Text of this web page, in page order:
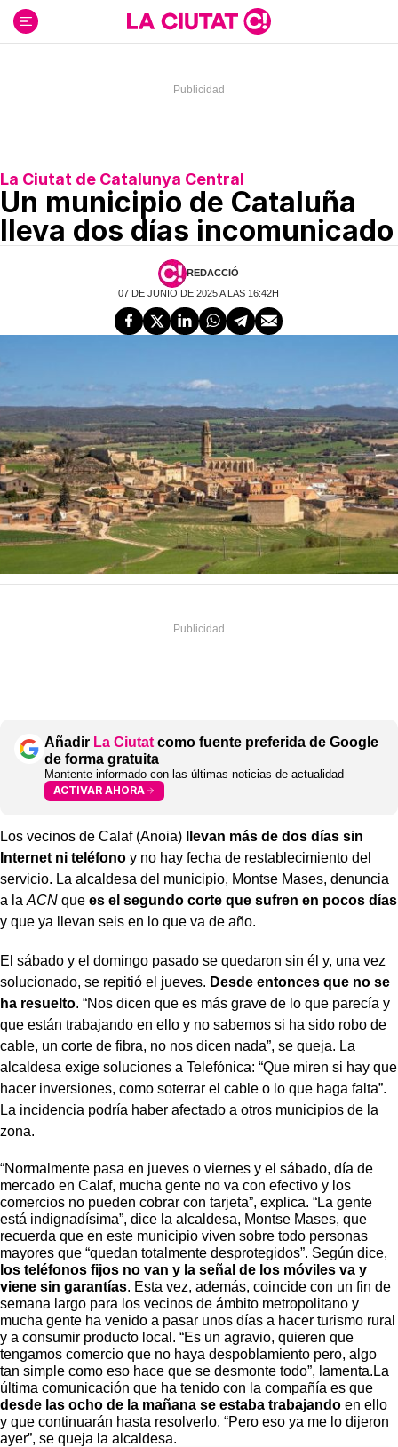
contenido
La Ciutat de Catalunya Central
Un municipio de Cataluña
lleva dos días incomunicado
REDACCIÓ
07 DE JUNIO DE 2025 A LAS 16:42H
Añadir La Ciutat como fuente preferida de Google
de forma gratuita
Mantente informado con las últimas noticias de actualidad
ACTIVAR AHORA
Los vecinos de Calaf (Anoia)
llevan más de dos días sin
Internet ni teléfono y no hay fecha de restablecimiento del
servicio. La alcaldesa del municipio, Montse Mases, denuncia
a la ACN que es el segundo corte que sufren en pocos días
y que ya llevan seis en lo que va de año.
El sábado y el domingo pasado se quedaron sin él y, una vez
solucionado, se repitió el jueves. Desde entonces que no se
ha resuelto. “Nos dicen que es más grave de lo que parecía y
que están trabajando en ello y no sabemos si ha sido robo de
cable, un corte de fibra, no nos dicen nada”, se queja. La
alcaldesa exige soluciones a Telefónica: “Que miren si hay que
hacer inversiones, como soterrar el cable o lo que haga falta”.
La incidencia podría haber afectado a otros municipios de la
zona.
“Normalmente pasa en jueves o viernes y el sábado, día de
mercado en Calaf, mucha gente no va con efectivo y los
comercios no pueden cobrar con tarjeta”, explica. “La gente
está indignadísima”, dice la alcaldesa, Montse Mases, que
recuerda que en este municipio viven sobre todo personas
mayores que “quedan totalmente desprotegidos”. Según dice,
los teléfonos fijos no van y la señal de los móviles va y
viene sin garantías. Esta vez, además, coincide con un fin de
semana largo para los vecinos de ámbito metropolitano y
mucha gente ha venido a pasar unos días a hacer turismo rural
y a consumir producto local. “Es un agravio, quieren que
tengamos comercio que no haya despoblamiento pero, algo
tan simple como eso hace que se desmonte todo”, lamenta.La
última comunicación que ha tenido con la compañía es que
desde las ocho de la mañana se estaba trabajando en ello
y que continuarán hasta resolverlo. “Pero eso ya me lo dijeron
ayer”, se queja la alcaldesa.